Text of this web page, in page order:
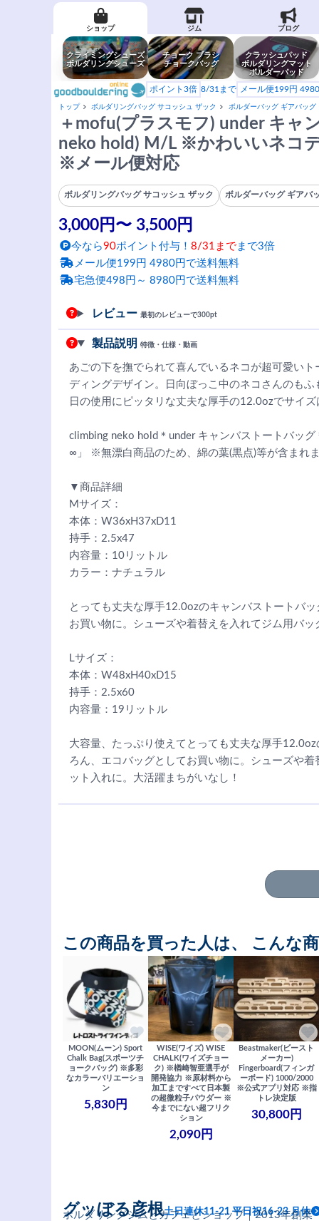
ショップ ジム ブログ
クライミングシューズ
ボルダリングシューズ
チョーク ブラシ
チョークバッグ
クラッシュパッド
ボルダリングマット
ボルダーパッド
ポイント3倍 8/31まで メール便199円
トップ ボルダリングバッグ サコッシュ ザック ボルダーバッグ ギアバッグ
＋mofu(プラスモフ) under キャ
neko hold) M/L ※かわいいネコ
※メール便対応
ボルダリングバッグ サコッシュ ザック ボルダーバッグ ギアバ
3,000円〜 3,500円
今なら90ポイント付与！ 8/31まで まで3倍
メール便199円 4980円で送料無料
宅急便498円～ 8980円で送料無料
レビュー 最初のレビューで300pt
製品説明 特徴・仕様・動画
あごの下を撫でられて喜んでいるネコが超可愛い
ディングデザイン。日向ぼっこ中のネコさんのも
日の使用にピッタリな丈夫な厚手の12.0ozでサイ
climbing neko hold＊under キャンバストートバッ
∞」 ※無漂白商品のため、綿の葉(黒点)等が含まれま
▼商品詳細
Mサイズ：
本体：W36xH37xD11
持手：2.5x47
内容量：10リットル
カラー：ナチュラル
とっても丈夫な厚手12.0ozのキャンバストートバ
お買い物に。シューズや着替えを入れてジム用バ
Lサイズ：
本体：W48xH40xD15
持手：2.5x60
内容量：19リットル
大容量、たっぷり使えてとっても丈夫な厚手
ろん、エコバッグとしてお買い物に。シューズや
ット入れに。大活躍まちがいなし！
この商品を買った人は、 こんな
MOON(ムーン) Sport
Chalk Bag(スポーツチ
ョークバッグ) ※多彩
なカラーバリエーショ
ン
5,830円
WISE(ワイズ) WISE
CHALK(ワイズチョー
ク) ※楢崎智亜選手が
開発協力 ※原材料から
加工まですべて日本製
の超微粒子パウダー ※
今までにない超フリク
ション
2,090円
Beastmaker(ビースト
メーカー)
Fingerboard(フィンガ
ーボード) 1000/2000
※公式アプリ対応 ※指
トレ決定版
30,800円
ボルダリングジムとカフェとショップ｜2013年創業
グッぼる彦根土日連休11-21 平日祝16-23 月休